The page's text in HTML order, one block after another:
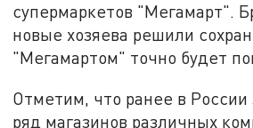
супермаркетов "Мегамарт".
новые хозяева решили
"Мегамартом" точно будет
Отметим, что ранее в
ряд магазинов различных